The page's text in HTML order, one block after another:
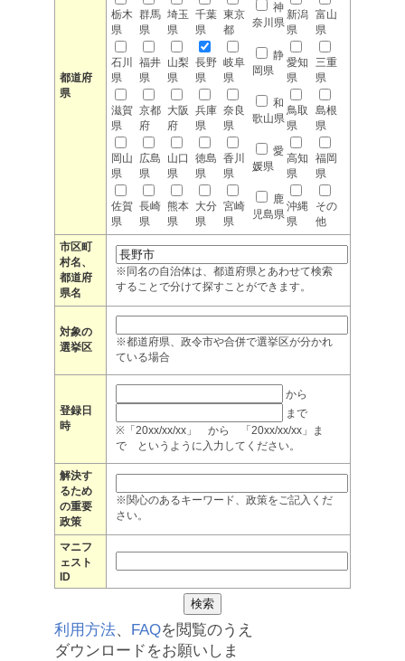
都道府
県
栃木
県
群馬
県
埼玉
県
千葉
県
東京
都
神
奈川県
新潟
県
富山
県
石川
県
福井
県
山梨
県
長野
県
岐阜
県
静
岡県
愛知
県
三重
県
滋賀
県
京都
府
大阪
府
兵庫
県
奈良
県
和
歌山県
鳥取
県
島根
県
岡山
県
広島
県
山口
県
徳島
県
香川
県
愛
媛県
高知
県
福岡
県
佐賀
県
長崎
県
熊本
県
大分
県
宮崎
県
鹿
児島県
沖縄
県
その
他
市区町
村名、
都道府
県名
※同名の自治体は、都道府県とあわせて検索
することで分けて探すことができます。
対象の
選挙区
※都道府県、政令市や合併で選挙区が分かれ
ている場合
登録日
時
から
まで
※「20xx/xx/xx」 から 「20xx/xx/xx」ま
で というように入力してください。
解決す
るため
の重要
政策
※関心のあるキーワード、政策をご記入くだ
さい。
マニフ
ェスト
ID
利用方法、 FAQを閲覧のうえ
ダウンロードをお願いしま